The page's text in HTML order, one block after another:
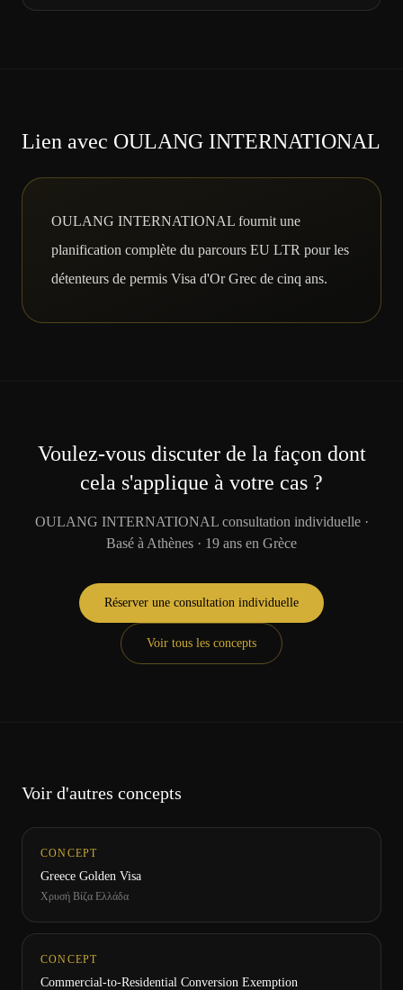
Lien avec OULANG INTERNATIONAL
OULANG INTERNATIONAL fournit une
planification complète du parcours EU LTR pour les
détenteurs de permis Visa d'Or Grec de cinq ans.
Voulez-vous discuter de la façon dont
cela s'applique à votre cas ?
OULANG INTERNATIONAL consultation individuelle ·
Basé à Athènes · 19 ans en Grèce
Réserver une consultation individuelle
Voir tous les concepts
Voir d'autres concepts
CONCEPT
Greece Golden Visa
Χρυσή Βίζα Ελλάδα
CONCEPT
Commercial-to-Residential Conversion Exemption